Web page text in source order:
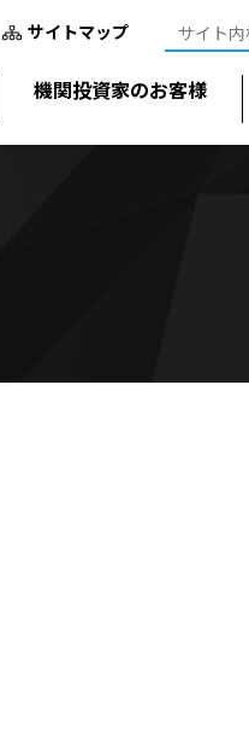
サイトマップ
機関投資家のお客様